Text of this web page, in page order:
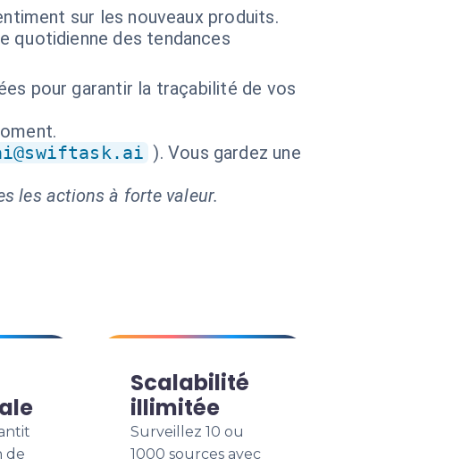
sur les nouveaux produits.
quotidienne des tendances
pour garantir la traçabilité de vos
). Vous gardez une
les actions à forte valeur.
de
Scalabilité
illimitée
Surveillez 10 ou
1000 sources avec